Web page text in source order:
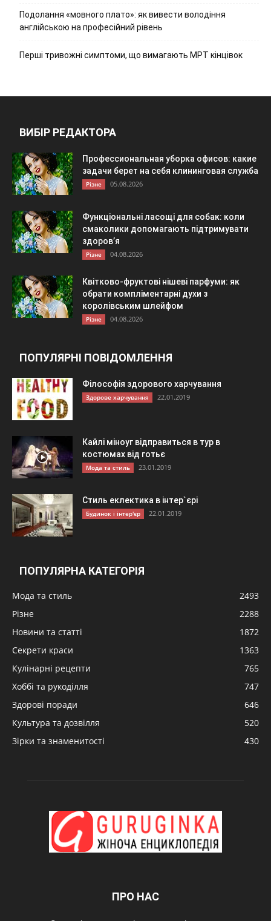
Подолання «мовного плато»: як вивести володіння
англійською на професійний рівень
Перші тривожні симптоми, що вимагають МРТ кінцівок
ВИБІР РЕДАКТОРА
Профессиональная уборка офисов: какие
задачи берет на себя клининговая служба
Різне 05.08.2026
Функціональні ласощі для собак: коли
смаколики допомагають підтримувати
здоров’я
Різне 04.08.2026
Квітково-фруктові нішеві парфуми: як
обрати компліментарні духи з
королівським шлейфом
Різне 04.08.2026
ПОПУЛЯРНІ ПОВІДОМЛЕННЯ
Філософія здорового харчування
Здорове харчування 22.01.2019
Кайлі міноуг відправиться в тур в
костюмах від готьє
Мода та стиль 23.01.2019
Стиль еклектика в інтер`єрі
Будинок і інтер'єр 22.01.2019
ПОПУЛЯРНА КАТЕГОРІЯ
Мода та стиль
2493
Різне
2288
Новини та статті
1872
Секрети краси
1363
Кулінарні рецепти
765
Хоббі та рукоділля
747
Здорові поради
646
Культура та дозвілля
520
Зірки та знаменитості
430
ПРО НАС